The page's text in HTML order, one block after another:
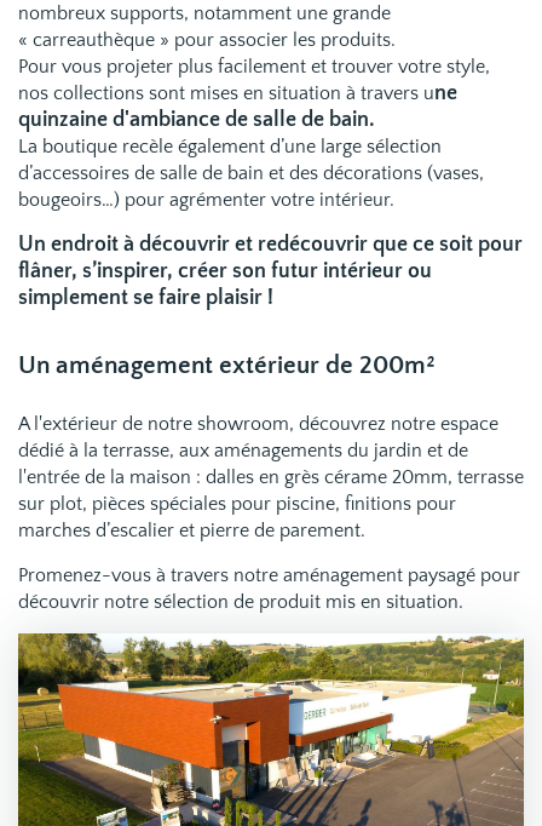
nombreux supports, notamment une grande
« carreauthèque » pour associer les produits.
Pour vous projeter plus facilement et trouver votre style,
nos collections sont mises en situation à travers une
quinzaine d'ambiance de sallede bain.
La boutique recèle également d’une large sélection
d’accessoires de salle de bain et des décorations (vases,
bougeoirs…) pour agrémenter votre intérieur.
Un endroit à découvrir et redécouvrir que ce soit pour
flâner, s’inspirer, créer son futur intérieur ou
simplement se faire plaisir !
Un aménagement extérieur de 200m²
A l'extérieur de notre showroom, découvrez notre espace
dédié à la terrasse, aux aménagements du jardin et de
l'entrée de la maison : dalles en grès cérame 20mm, terrasse
sur plot, pièces spéciales pour piscine, finitions pour
marches d’escalier et pierre de parement.
Promenez-vous à travers notre aménagement paysagé pour
découvrir notre sélection de produit mis en situation.